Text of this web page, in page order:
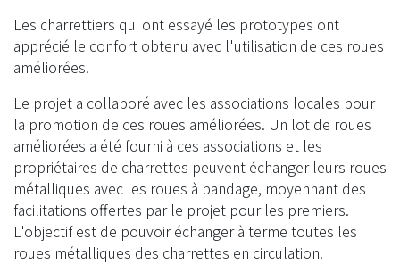
Les charrettiers qui ont essayé les prototypes ont
apprécié le confort obtenu avec l'utilisation de ces roues
améliorées.
Le projet a collaboré avec les associations locales pour
la promotion de ces roues améliorées. Un lot de roues
améliorées a été fourni à ces associations et les
propriétaires de charrettes peuvent échanger leurs roues
métalliques avec les roues à bandage, moyennant des
facilitations offertes par le projet pour les premiers.
L'objectif est de pouvoir échanger à terme toutes les
roues métalliques des charrettes en circulation.